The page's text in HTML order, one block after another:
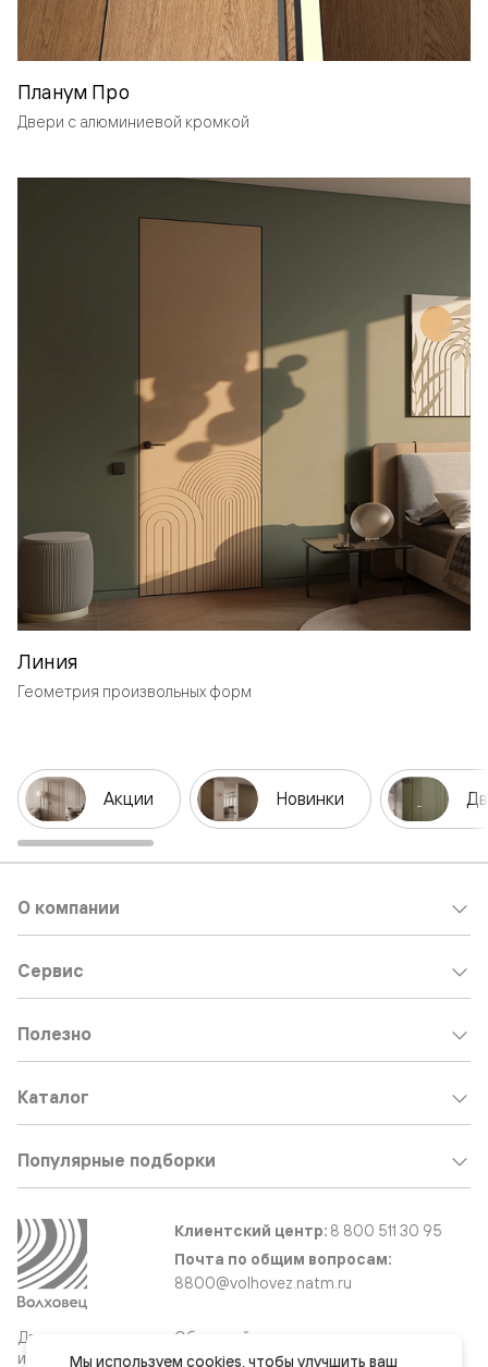
Планум Про
Двери с алюминиевой кромкой
Линия
Геометрия произвольных форм
Акции Новинки
Двери
и интерьерные
О компании
Сервис
Полезно
Каталог
Популярные подборки
Клиентский центр: 8 800 511 30 95
Почта по общим вопросам:
8800@volhovez.natm.ru
Обратный звонок
Мы используем cookies, чтобы улучшить ваш